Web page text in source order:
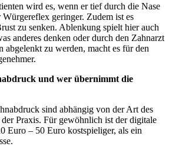
wird es, wenn er tief durch die Nase
geringer. Zudem ist es
zu senken. Ablenkung spielt hier auch
anderes denken oder durch den Zahnarzt
abgelenkt zu werden, macht es für den
und wer übernimmt die
sind abhängig von der Art des
Praxis. Für gewöhnlich ist der digitale
Euro – 50 Euro kostspieliger, als ein